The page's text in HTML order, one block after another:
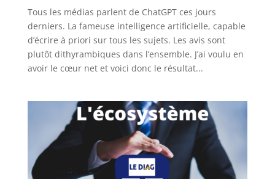
Tous les médias parlent de ChatGPT ces jours
derniers. La fameuse intelligence artificielle, capable
d’écrire à priori sur tous les sujets. Les avis sont
plutôt dithyrambiques dans l’ensemble. J’ai voulu en
avoir le cœur net et voici donc le résultat...